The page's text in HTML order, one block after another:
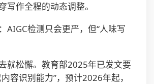
写作全程的动态调整。
AIGC检测只会更严，但“人味写
就松懈。教育部2025年已发文要
容识别能力”，预计2026年起，